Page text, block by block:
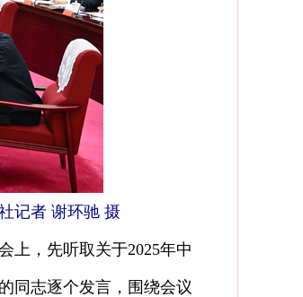
记者 谢环驰 摄
，先听取关于2025年中
同志逐个发言，围绕会议